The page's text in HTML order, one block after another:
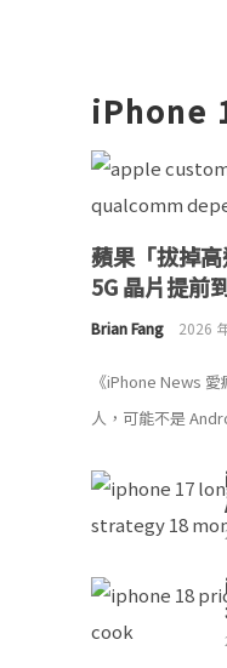
iPhone
蘋果「拔掉
5G 晶片提前
Brian Fang 2026
《iPhone News
人，可能不是